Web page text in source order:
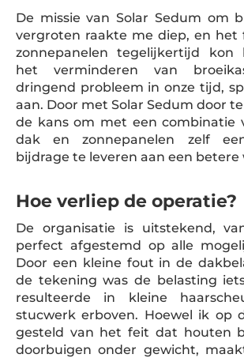
De missie van Solar Sedum om
vergroten raakte me diep, en
zonnepanelen tegelijkertijd kon
het verminderen van
dringend probleem in onze tijd,
aan. Door met Solar Sedum door
de kans om met een combinatie
dak en zonnepanelen zelf
bijdrage te leveren aan een betere
Hoe verliep de operatie?
De organisatie is uitstekend,
perfect afgestemd op alle
Door een kleine fout in de
de tekening was de belasting
resulteerde in kleine
stucwerk erboven. Hoewel ik op
gesteld van het feit dat houten
doorbuigen onder gewicht,